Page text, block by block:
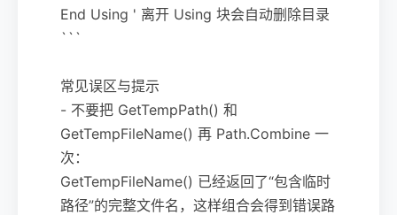
End Using ' 离开 Using 块会自动删除目录
```
常见误区与提示
- 不要把 GetTempPath() 和
GetTempFileName() 再 Path.Combine 一
次：
GetTempFileName() 已经返回了“包含临时
路径”的完整文件名，这样组合会得到错误路